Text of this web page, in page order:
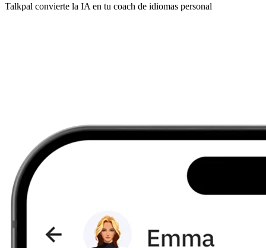
Talkpal convierte la IA en tu coach de idiomas personal